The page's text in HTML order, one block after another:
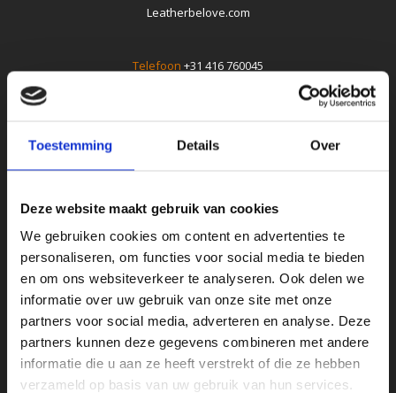
Toestemming Details Over
Deze website maakt gebruik van cookies
We gebruiken cookies om content en advertenties te
personaliseren, om functies voor social media te bieden
en om ons websiteverkeer te analyseren. Ook delen we
informatie over uw gebruik van onze site met onze
partners voor social media, adverteren en analyse. Deze
partners kunnen deze gegevens combineren met andere
informatie die u aan ze heeft verstrekt of die ze hebben
verzameld op basis van uw gebruik van hun services.
Leatherbelove.com
Telefoon +31 416 760045
Klantenservice
Categorieën